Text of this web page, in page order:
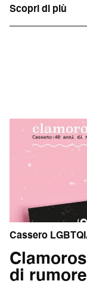
Scopri di più
Cassero
di rumore